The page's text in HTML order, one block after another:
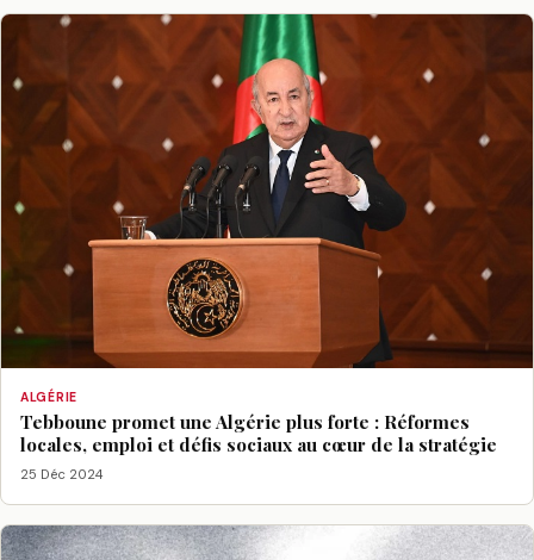
ALGÉRIE
Tebboune promet une Algérie plus forte : Réformes
locales, emploi et défis sociaux au cœur de la stratégie
25 Déc 2024